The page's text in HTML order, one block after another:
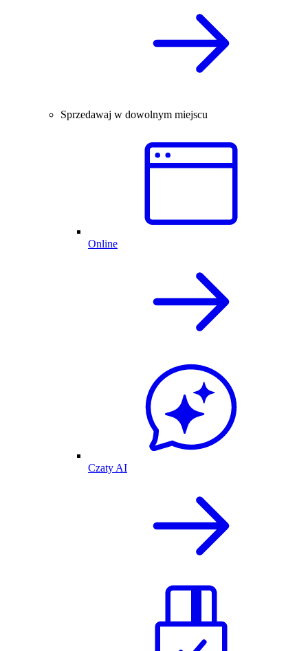
Sprzedawaj w dowolnym miejscu
Online
Czaty AI